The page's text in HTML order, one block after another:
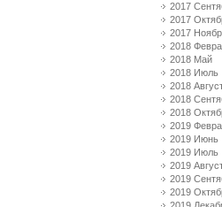
2017
2017
2017
2018
2018 Май
2018 Июль
2018
2018
2018
2019
2019 Июнь
2019 Июль
2019
2019
2019